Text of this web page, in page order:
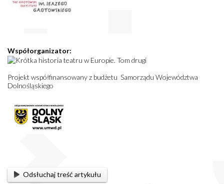
Współorganizator:
Projekt współfinansowany z budżetu Samorządu Województwa
Dolnośląskiego
Odsłuchaj treść artykułu